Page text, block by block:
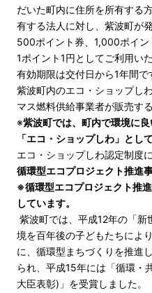
だいた町内に住所を所有する
有する法人に対し、紫波町が
500ポイント券、1,000ポイン
1ポイント1円としてご利用い
有効期限は交付日から1年間で
紫波町内のエコ・ショップし
マス燃料供給事業者が販売す
※紫波町では、町内で環境に
「エコ・ショップしわ」とし
エコ・ショップしわ認定制度
循環型エコプロジェクト推進
※循環型エコプロジェクト推
しています。
紫波町では、平成12年の「
境を百年後の子どもたちによ
に、循環型まちづくりを推進
られ、平成15年には「循環・
大臣表彰)」を受賞しました。